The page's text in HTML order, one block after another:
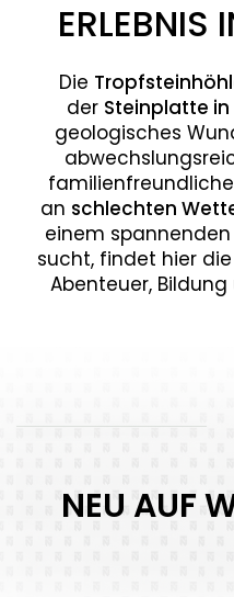
ERLEBNIS
Die
der Steinplatte in
geologisches
an schlechten
einem spannenden
sucht, findet hier
Abenteuer,
NEU AUF